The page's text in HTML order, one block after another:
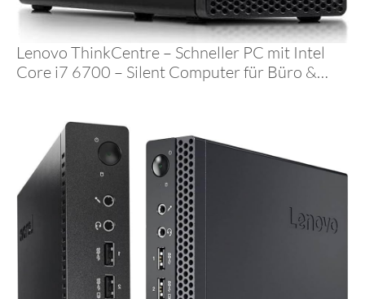
Lenovo ThinkCentre – Schneller PC mit Intel
Core i7 6700 – Silent Computer für Büro &
und Office 2010#7715